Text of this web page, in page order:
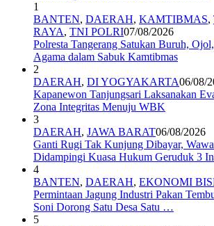
1
BANTEN, DAERAH, KAMTIBMAS,
RAYA, TNI POLRI07/08/2026
Polresta Tangerang Satukan Buruh,
Agama dalam Sabuk Kamtibmas
2
DAERAH, DI YOGYAKARTA06/08/
Kapanewon Tanjungsari Laksanakan
Zona Integritas Menuju WBK
3
DAERAH, JAWA BARAT06/08/2026
Ganti Rugi Tak Kunjung Dibayar,
Didampingi Kuasa Hukum Geruduk 3
4
BANTEN, DAERAH, EKONOMI
Permintaan Jagung Industri Pakan
Soni Dorong Satu Desa Satu …
5